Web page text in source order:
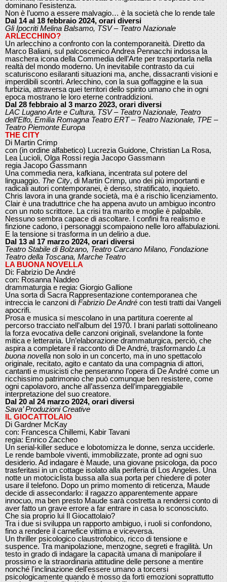
dominano l’esistenza.
Non è l’uomo a essere malvagio… è la società che lo rende tale
Dal 14 al 18 febbraio 2024, orari diversi
Gli Ipocriti Melina Balsamo, TSV – Teatro Nazionale
ARLECCHINO?
Un arlecchino a confronto con la contemporaneità. Diretto da
Marco Baliani, sul palcoscenico Andrea Pennacchi indossa la
maschera icona della Commedia dell’Arte per trasportarla nella
realtà del mondo moderno. Un inevitabile contrasto da cui
scaturiscono esilaranti situazioni ma, anche, dissacranti visioni e
imperdibili scontri. Arlecchino, con la sua goffaggine e la sua
furbizia, attraversa quei territori dello spirito umano che in ogni
epoca mostrano le loro eterne contraddizioni.
Dal 28 febbraio al 3 marzo 2023, orari diversi
LAC Lugano Arte e Cultura, TSV – Teatro Nazionale, Teatro
dell’Elfo, Emilia Romagna Teatro ERT – Teatro Nazionale, TPE –
Teatro Piemonte Europa
THE CITY
Di Martin Crimp
con (in ordine alfabetico) Lucrezia Guidone, Christian La Rosa,
Lea Lucioli, Olga Rossi regia Jacopo Gassmann
regia Jacopo Gassmann
Una commedia nera, kafkiana, incentrata sul potere del
linguaggio. The City, di Martin Crimp, uno dei più importanti e
radicali autori contemporanei, è denso, stratificato, inquieto.
Chris lavora in una grande società, ma è a rischio licenziamento.
Clair è una traduttrice che ha appena avuto un ambiguo incontro
con un noto scrittore. La crisi tra marito e moglie è palpabile.
Nessuno sembra capace di ascoltare. I confini fra realismo e
finzione cadono, i personaggi scompaiono nelle loro affabulazioni.
E la tensione si trasforma in un delirio a due.
Dal 13 al 17 marzo 2024, orari diversi
Teatro Stabile di Bolzano, Teatro Carcano Milano, Fondazione
Teatro della Toscana, Marche Teatro
LA BUONA NOVELLA
Di: Fabrizio De André
con: Rosanna Naddeo
drammaturgia e regia: Giorgio Gallione
Una sorta di Sacra Rappresentazione contemporanea che
intreccia le canzoni di Fabrizio De André con testi tratti dai Vangeli
apocrifi.
Prosa e musica si mescolano in una partitura coerente al
percorso tracciato nell’album del 1970. I brani parlati sottolineano
la forza evocativa delle canzoni originali, svelandone la fonte
mitica e letteraria. Un’elaborazione drammaturgica, perciò, che
aspira a completare il racconto di De André, trasformando La
buona novella non solo in un concerto, ma in uno spettacolo
originale, recitato, agito e cantato da una compagnia di attori,
cantanti e musicisti che penseranno l’opera di De André come un
ricchissimo patrimonio che può comunque ben resistere, come
ogni capolavoro, anche all’assenza dell’impareggiabile
interpretazione del suo creatore.
Dal 20 al 24 marzo 2024, orari diversi
Sava’ Produzioni Creative
IL GIOCATTOLAIO
Di Gardner McKay
con: Francesca Chillemi, Kabir Tavani
regia: Enrico Zaccheo
Un serial-killer seduce e lobotomizza le donne, senza ucciderle.
Le rende bambole viventi, immobilizzate, pronte ad ogni suo
desiderio. Ad indagare è Maude, una giovane psicologa, da poco
trasferitasi in un cottage isolato alla periferia di Los Angeles. Una
notte un motociclista bussa alla sua porta per chiedere di poter
usare il telefono. Dopo un primo momento di reticenza, Maude
decide di assecondarlo: il ragazzo apparentemente appare
innocuo, ma ben presto Maude sarà costretta a rendersi conto di
aver fatto un grave errore a far entrare in casa lo sconosciuto.
Che sia proprio lui Il Giocattolaio?
Tra i due si sviluppa un rapporto ambiguo, i ruoli si confondono,
fino a rendere il carnefice vittima e viceversa.
Un thriller psicologico claustrofobico, ricco di tensione e
suspence. Tra manipolazione, menzogne, segreti e fragilità. Un
testo in grado di indagare la capacità umana di manipolare il
prossimo e la straordinaria attitudine delle persone a mentire
nonché l'inclinazione dell'essere umano a torcersi
psicologicamente quando è mosso da forti emozioni soprattutto